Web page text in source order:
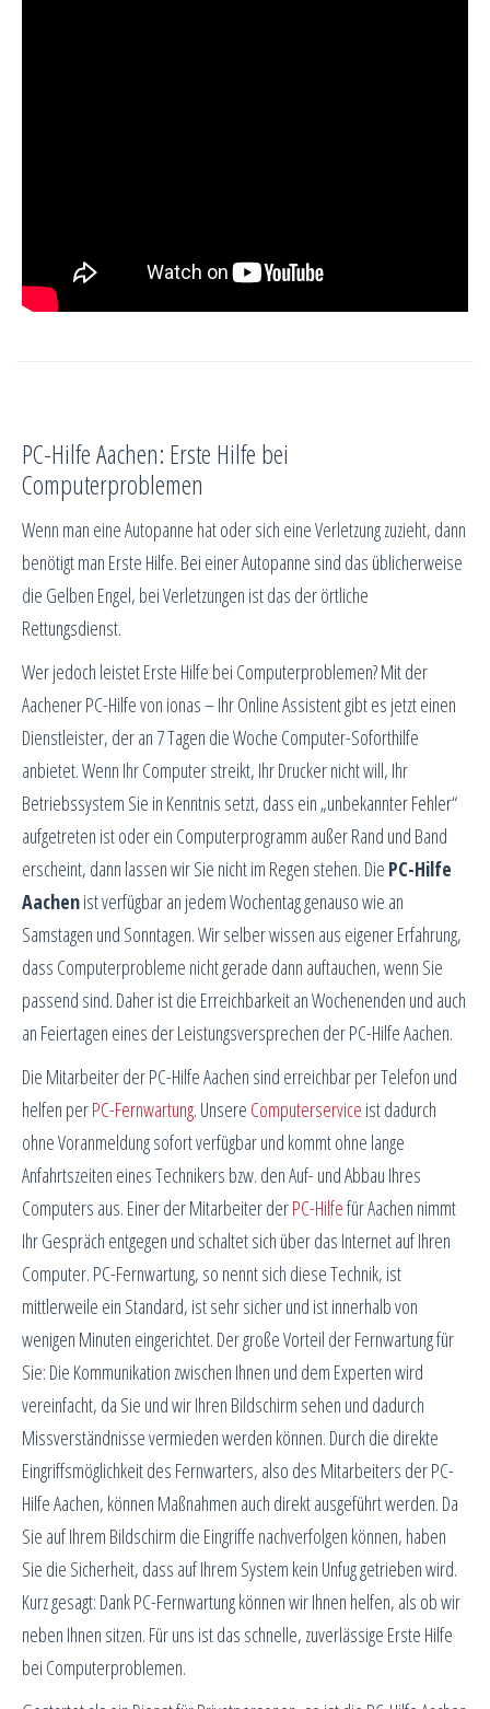
PC-Hilfe Aachen: Erste Hilfe bei
Computerproblemen
Wenn man eine Autopanne hat oder sich eine Verletzung zuzieht, dann
benötigt man Erste Hilfe. Bei einer Autopanne sind das üblicherweise
die Gelben Engel, bei Verletzungen ist das der örtliche
Rettungsdienst.
Wer jedoch leistet Erste Hilfe bei Computerproblemen? Mit der
Aachener PC-Hilfe von ionas – Ihr Online Assistent gibt es jetzt einen
Dienstleister, der an 7 Tagen die Woche Computer-Soforthilfe
anbietet. Wenn Ihr Computer streikt, Ihr Drucker nicht will, Ihr
Betriebssystem Sie in Kenntnis setzt, dass ein „unbekannter Fehler“
aufgetreten ist oder ein Computerprogramm außer Rand und Band
erscheint, dann lassen wir Sie nicht im Regen stehen. Die PC-Hilfe
Aachenist verfügbar an jedem Wochentag genauso wie an
Samstagen und Sonntagen. Wir selber wissen aus eigener Erfahrung,
dass Computerprobleme nicht gerade dann auftauchen, wenn Sie
passend sind. Daher ist die Erreichbarkeit an Wochenenden und auch
an Feiertagen eines der Leistungsversprechen der PC-Hilfe Aachen.
Die Mitarbeiter der PC-Hilfe Aachen sind erreichbar per Telefon und
helfen perPC-Fernwartung. Unsere Computerservice ist dadurch
ohne Voranmeldung sofort verfügbar und kommt ohne lange
Anfahrtszeiten eines Technikers bzw. den Auf- und Abbau Ihres
Computers aus. Einer der Mitarbeiter derPC-Hilfefür Aachen nimmt
Ihr Gespräch entgegen und schaltet sich über das Internet auf Ihren
Computer. PC-Fernwartung, so nennt sich diese Technik, ist
mittlerweile ein Standard, ist sehr sicher und ist innerhalb von
wenigen Minuten eingerichtet. Der große Vorteil der Fernwartung für
Sie: Die Kommunikation zwischen Ihnen und dem Experten wird
vereinfacht, da Sie und wir Ihren Bildschirm sehen und dadurch
Missverständnisse vermieden werden können. Durch die direkte
Eingriffsmöglichkeit des Fernwarters, also des Mitarbeiters der PC-
Hilfe Aachen, können Maßnahmen auch direkt ausgeführt werden. Da
Sie auf Ihrem Bildschirm die Eingriffe nachverfolgen können, haben
Sie die Sicherheit, dass auf Ihrem System kein Unfug getrieben wird.
Kurz gesagt: Dank PC-Fernwartung können wir Ihnen helfen, als ob wir
neben Ihnen sitzen. Für uns ist das schnelle, zuverlässige Erste Hilfe
bei Computerproblemen.